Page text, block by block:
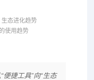
生态进化趋势
使用趋势
便捷工具”向“生态